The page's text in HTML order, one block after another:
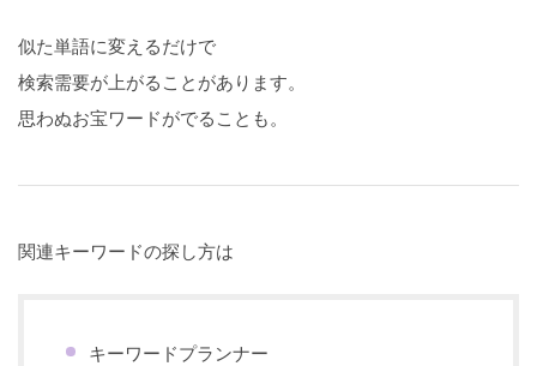
似た単語に変えるだけで
検索需要が上がることがあります。
思わぬお宝ワードがでることも。
関連キーワードの探し方は
キーワードプランナー